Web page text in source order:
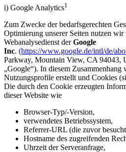
i) Google Analytics1
Zum Zwecke der bedarfsgerechten
Optimierung unserer Seiten nutzen
Webanalysedienst derGoogle
Inc. (https://www.google.de/intl/de/
Parkway, Mountain View, CA 94043,
„Google“). In diesem Zusammenhang
Nutzungsprofile erstellt und Cookies
Die durch den Cookie erzeugten
dieser Website wie
Browser-Typ/-Version,
verwendetes Betriebssystem,
Referrer-URL (die zuvor
Hostname des zugreifenden
Uhrzeit der Serveranfrage,